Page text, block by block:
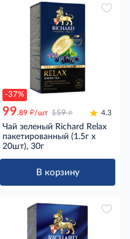
-37%
99.89 д/шт 159 д 4.3
Чай зеленый Richard Relax
пакетированный (1.5г x
20шт), 30г
В корзину